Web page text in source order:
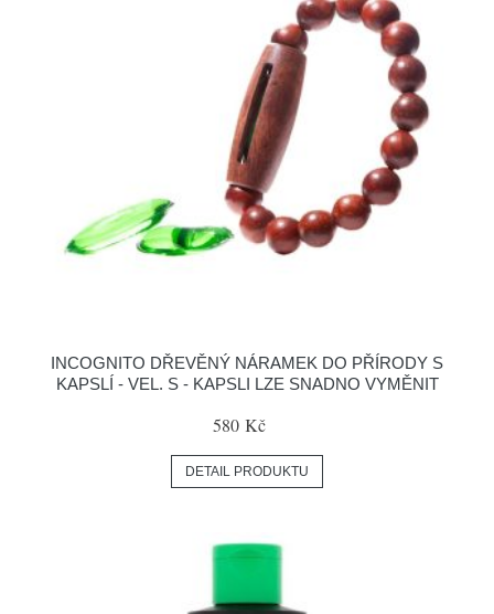
INCOGNITO DŘEVĚNÝ NÁRAMEK DO PŘÍRODY S
KAPSLÍ - VEL. S - KAPSLI LZE SNADNO VYMĚNIT
580 Kč
DETAIL PRODUKTU